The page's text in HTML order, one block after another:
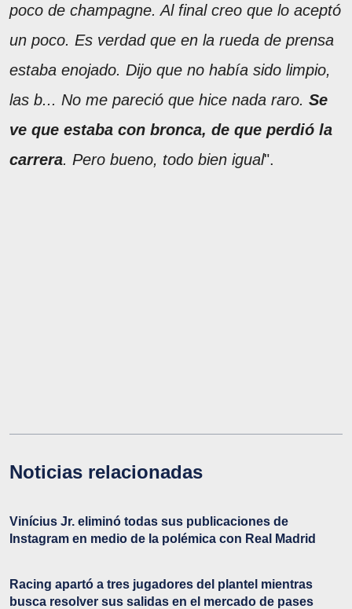
poco de champagne. Al final creo que lo aceptó
un poco. Es verdad que en la rueda de prensa
estaba enojado. Dijo que no había sido limpio,
las b... No me pareció que hice nada raro. Se
ve que estaba con bronca, de que perdió la
carrera. Pero bueno, todo bien igual".
Noticias relacionadas
Vinícius Jr. eliminó todas sus publicaciones de
Instagram en medio de la polémica con Real Madrid
Racing apartó a tres jugadores del plantel mientras
busca resolver sus salidas en el mercado de pases